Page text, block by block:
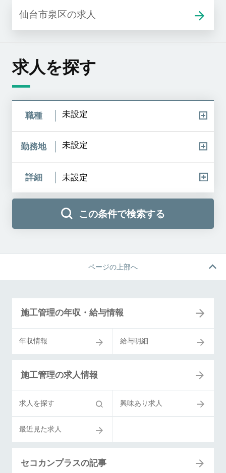
仙台市泉区の求人
求人を探す
職種 未設定
勤務地 未設定
詳細 未設定
この条件で検索する
ページの上部へ
施工管理の年収・給与情報
年収情報 給与明細
施工管理の求人情報
求人を探す 興味あり求人
最近見た求人
セコカンプラスの記事